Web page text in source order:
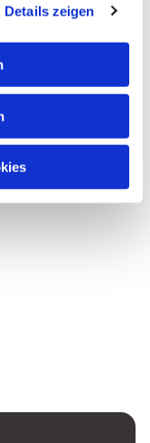
Details zeigen